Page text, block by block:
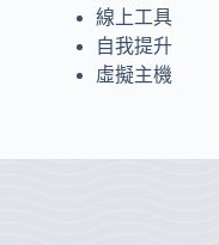
線上工具
自我提升
虛擬主機